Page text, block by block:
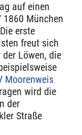
auf einen
1860 München
erste
freut sich
Löwen, die
Moorenweis
wird die
der
Straße